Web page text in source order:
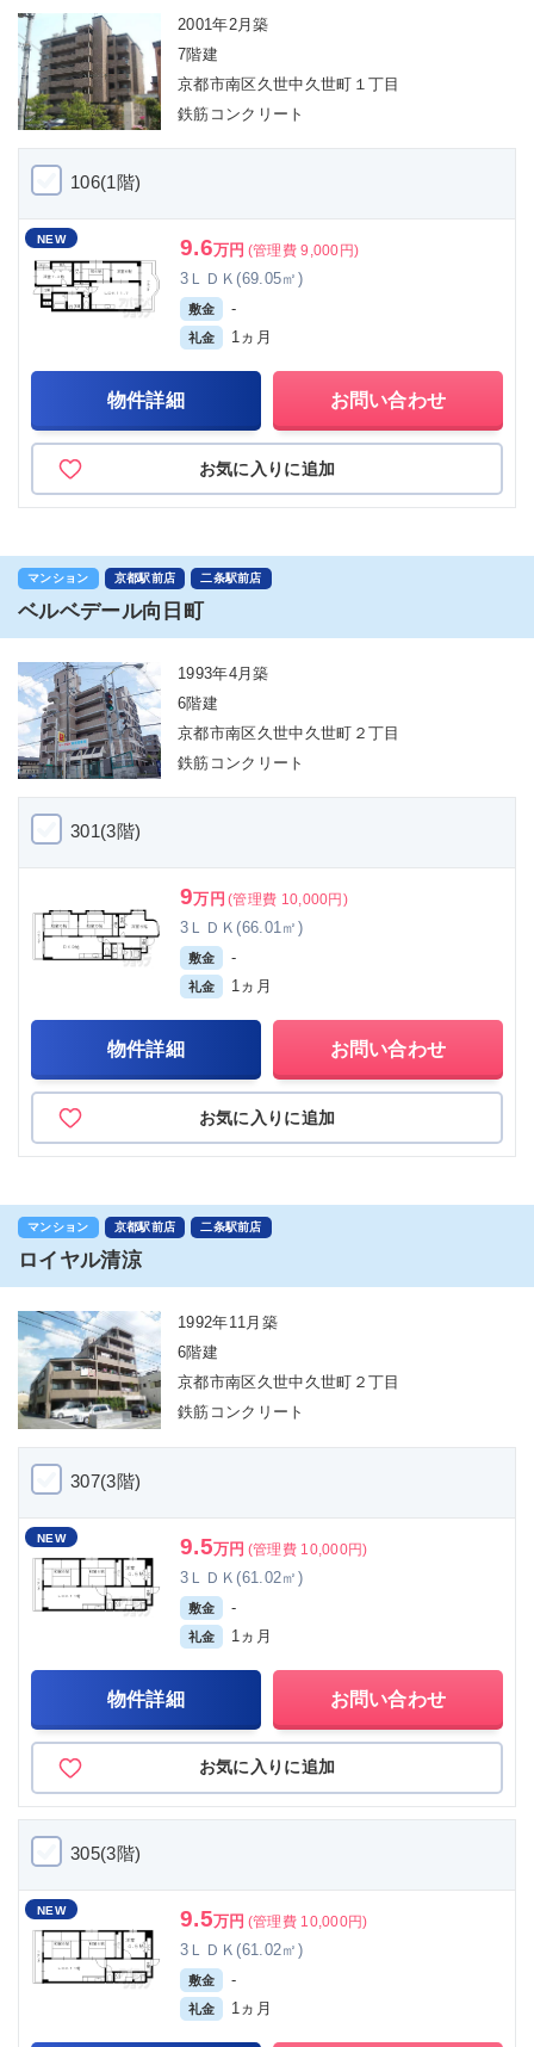
2001年2月築
7階建
京都市南区久世中久世町１丁目
鉄筋コンクリート
106(1階)
NEW 9.6万円 (管理費 9,000円)
3ＬＤＫ(69.05㎡)
敷金 -
礼金 1ヵ月
物件詳細 お問い合わせ
お気に入りに追加
マンション 京都駅前店 二条駅前店
ベルベデール向日町
1993年4月築
6階建
京都市南区久世中久世町２丁目
鉄筋コンクリート
301(3階)
9万円 (管理費 10,000円)
3ＬＤＫ(66.01㎡)
敷金 -
礼金 1ヵ月
物件詳細 お問い合わせ
お気に入りに追加
マンション 京都駅前店 二条駅前店
ロイヤル清涼
1992年11月築
6階建
京都市南区久世中久世町２丁目
鉄筋コンクリート
307(3階)
NEW 9.5万円 (管理費 10,000円)
3ＬＤＫ(61.02㎡)
敷金 -
礼金 1ヵ月
物件詳細 お問い合わせ
お気に入りに追加
305(3階)
NEW 9.5万円 (管理費 10,000円)
3ＬＤＫ(61.02㎡)
敷金 -
礼金 1ヵ月